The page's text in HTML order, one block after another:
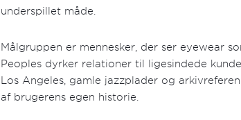
underspillet måde.
Målgruppen er mennesker, der ser eyewear
Peoples dyrker relationer til ligesindede
Los Angeles, gamle jazzplader og
af brugerens egen historie.